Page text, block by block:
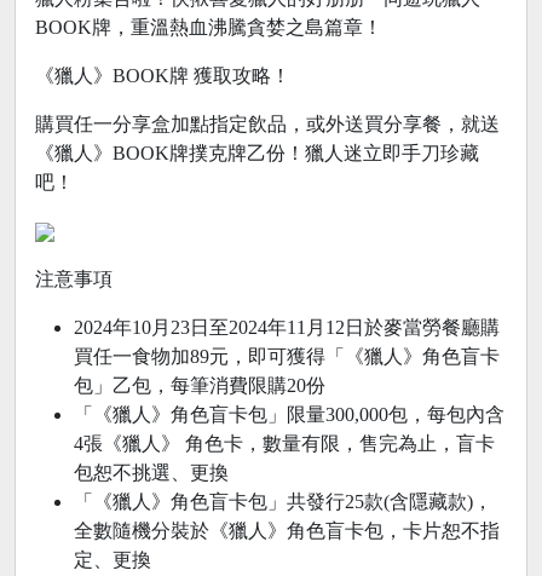
BOOK牌，重溫熱血沸騰貪婪之島篇章！
《獵人》BOOK牌 獲取攻略！
購買任一分享盒加點指定飲品，或外送買分享餐，就送
《獵人》BOOK牌撲克牌乙份！獵人迷立即手刀珍藏
吧！
注意事項
2024年10月23日至2024年11月12日於麥當勞餐廳購
買任一食物加89元，即可獲得「《獵人》角色盲卡
包」乙包，每筆消費限購20份
「《獵人》角色盲卡包」限量300,000包，每包內含
4張《獵人》 角色卡，數量有限，售完為止，盲卡
包恕不挑選、更換
「《獵人》角色盲卡包」共發行25款(含隱藏款)，
全數隨機分裝於《獵人》角色盲卡包，卡片恕不指
定、更換